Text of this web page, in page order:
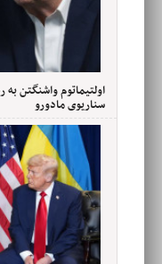
اولتیماتوم واشنگتن به
سناریوی مادورو